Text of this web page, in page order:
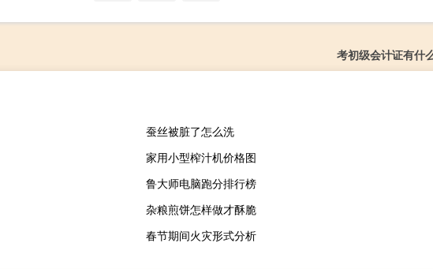
考初级会计证有什
蚕丝被脏了怎么洗
家用小型榨汁机价格图
鲁大师电脑跑分排行榜
杂粮煎饼怎样做才酥脆
春节期间火灾形式分析